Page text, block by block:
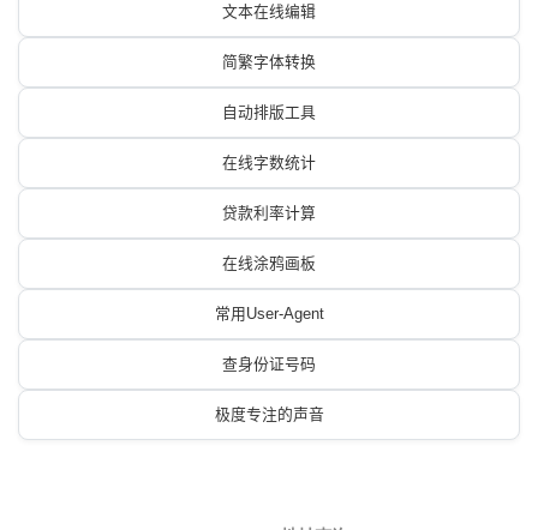
文本在线编辑
简繁字体转换
自动排版工具
在线字数统计
贷款利率计算
在线涂鸦画板
常用User-Agent
查身份证号码
极度专注的声音